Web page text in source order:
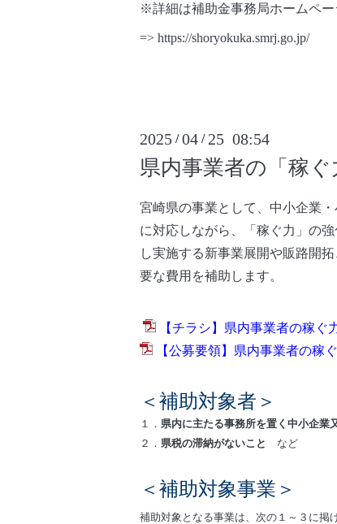
※詳細は補助金事務局ホームペー
=> https://shoryokuka.smrj.go.jp/
2025 /04 / 25 08:54
県内事業者の「稼
宮崎県の事業として、中小企業
に対応しながら、「稼ぐ力」の
し実施する新事業展開や販路開
要な費用を補助します。
【チラシ】県内事業者の稼ぐ
【公募要領】県内事業者の稼
＜補助対象者＞
１． 県内に主たる事務所を置く中小企業
２． 県税の滞納がないこと など
＜補助対象事業＞
補助対象となる事業は、次の１～３に掲